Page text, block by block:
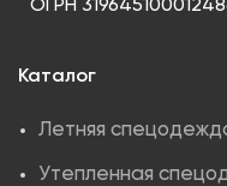
ОГРН
Каталог
Летняя
Утепленная